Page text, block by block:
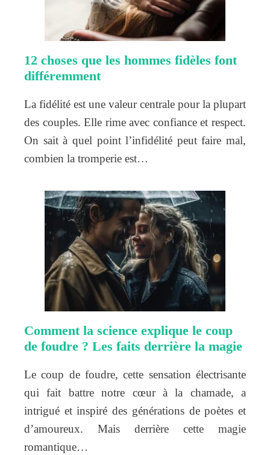
12 choses que les hommes fidèles font
différemment
La fidélité est une valeur centrale pour la plupart
des couples. Elle rime avec confiance et respect.
On sait à quel point l’infidélité peut faire mal,
combien la tromperie est…
Comment la science explique le coup
de foudre ? Les faits derrière la magie
Le coup de foudre, cette sensation électrisante
qui fait battre notre cœur à la chamade, a
intrigué et inspiré des générations de poètes et
d’amoureux. Mais derrière cette magie
romantique…